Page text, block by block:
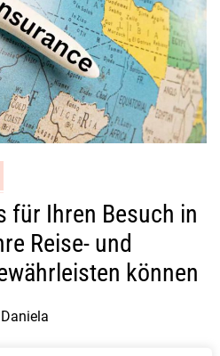
für Ihren Besuch in
Reise- und
können
Daniela